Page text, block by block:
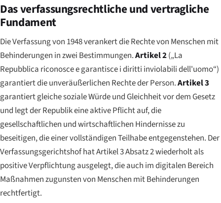
Das verfassungsrechtliche und vertragliche
Fundament
Die Verfassung von 1948 verankert die Rechte von Menschen mit
Behinderungen in zwei Bestimmungen.Artikel 2(„La
Repubblica riconosce e garantisce i diritti inviolabili dell'uomo“)
garantiert die unveräußerlichen Rechte der Person.Artikel 3
garantiert gleiche soziale Würde und Gleichheit vor dem Gesetz
und legt der Republik eine aktive Pflicht auf, die
gesellschaftlichen und wirtschaftlichen Hindernisse zu
beseitigen, die einer vollständigen Teilhabe entgegenstehen. Der
Verfassungsgerichtshof hat Artikel 3 Absatz 2 wiederholt als
positive Verpflichtung ausgelegt, die auch im digitalen Bereich
Maßnahmen zugunsten von Menschen mit Behinderungen
rechtfertigt.